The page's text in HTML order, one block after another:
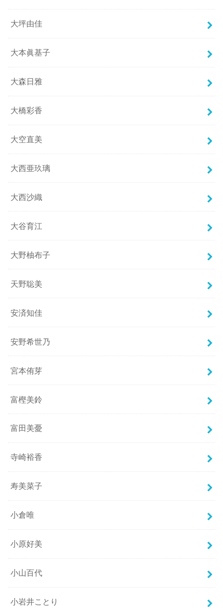
大坪由佳
大本眞基子
大森日雅
大橋彩香
大空直美
大西亜玖璃
大西沙織
大谷育江
大野柚布子
天野聡美
安済知佳
安野希世乃
宮本侑芽
富樫美鈴
富田美憂
寺崎裕香
寿美菜子
小倉唯
小原好美
小山百代
小岩井ことり